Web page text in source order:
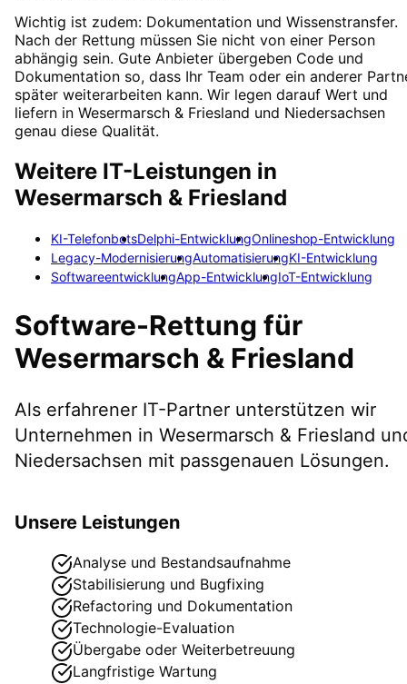
Wichtig ist zudem: Dokumentation und Wissenstransfer.
Nach der Rettung müssen Sie nicht von einer Person
abhängig sein. Gute Anbieter übergeben Code und
Dokumentation so, dass Ihr Team oder ein anderer
später weiterarbeiten kann. Wir legen darauf Wert und
liefern in Wesermarsch & Friesland und Niedersachsen
genau diese Qualität.
Weitere IT-Leistungen in
Wesermarsch & Friesland
KI-TelefonbotsDelphi-EntwicklungOnlineshop-Entwicklung
Legacy-ModernisierungAutomatisierungKI-Entwicklung
SoftwareentwicklungApp-EntwicklungIoT-Entwicklung
Software-Rettung für
Wesermarsch & Friesland
Als erfahrener IT-Partner unterstützen wir
Unternehmen in Wesermarsch & Friesland
Niedersachsen mit passgenauen Lösungen.
Unsere Leistungen
Analyse und Bestandsaufnahme
Stabilisierung und Bugfixing
Refactoring und Dokumentation
Technologie-Evaluation
Übergabe oder Weiterbetreuung
Langfristige Wartung